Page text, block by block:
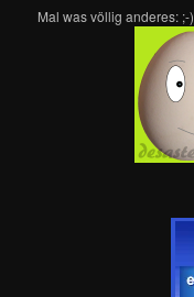
Mal was völlig anderes: ;-)